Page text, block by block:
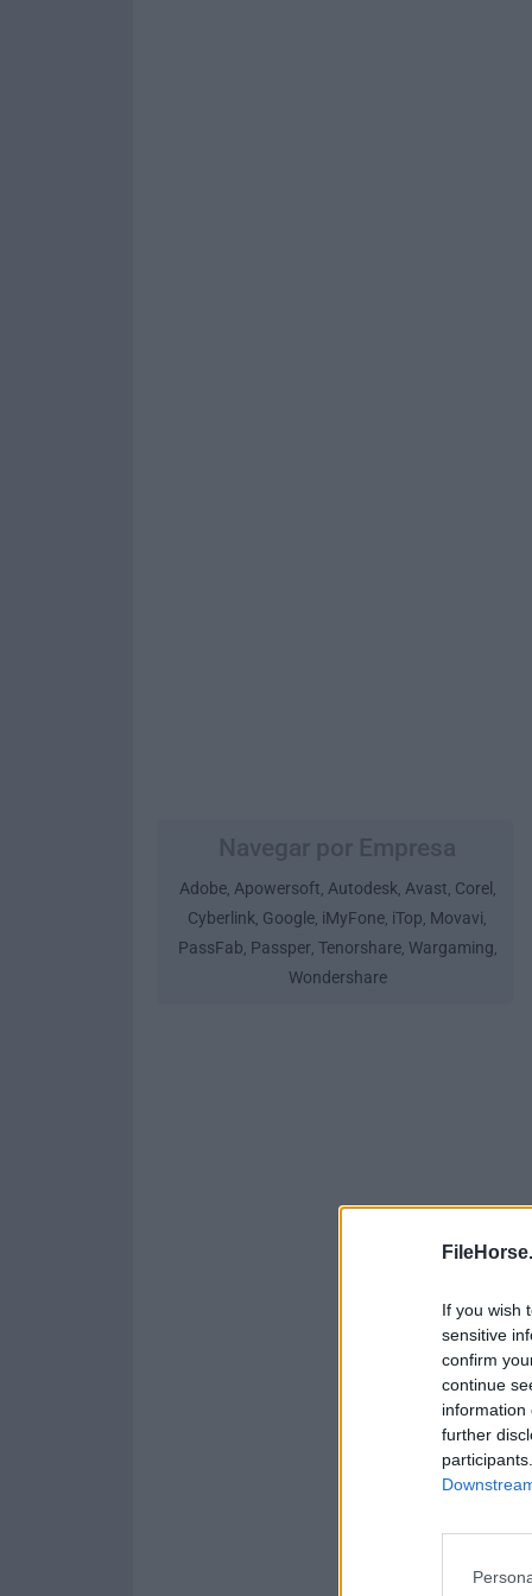
If you wish
sensitive
confirm
continue
information
further
Adobe, Apowersoft, Autodesk, Avast, Corel ,
Cyberlink, Google, iMyFone, iTop, Movavi,
PassFab, Passper, Tenorshare, Wargaming,
Wondershare